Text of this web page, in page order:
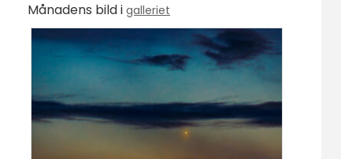
Månadens bild i galleriet